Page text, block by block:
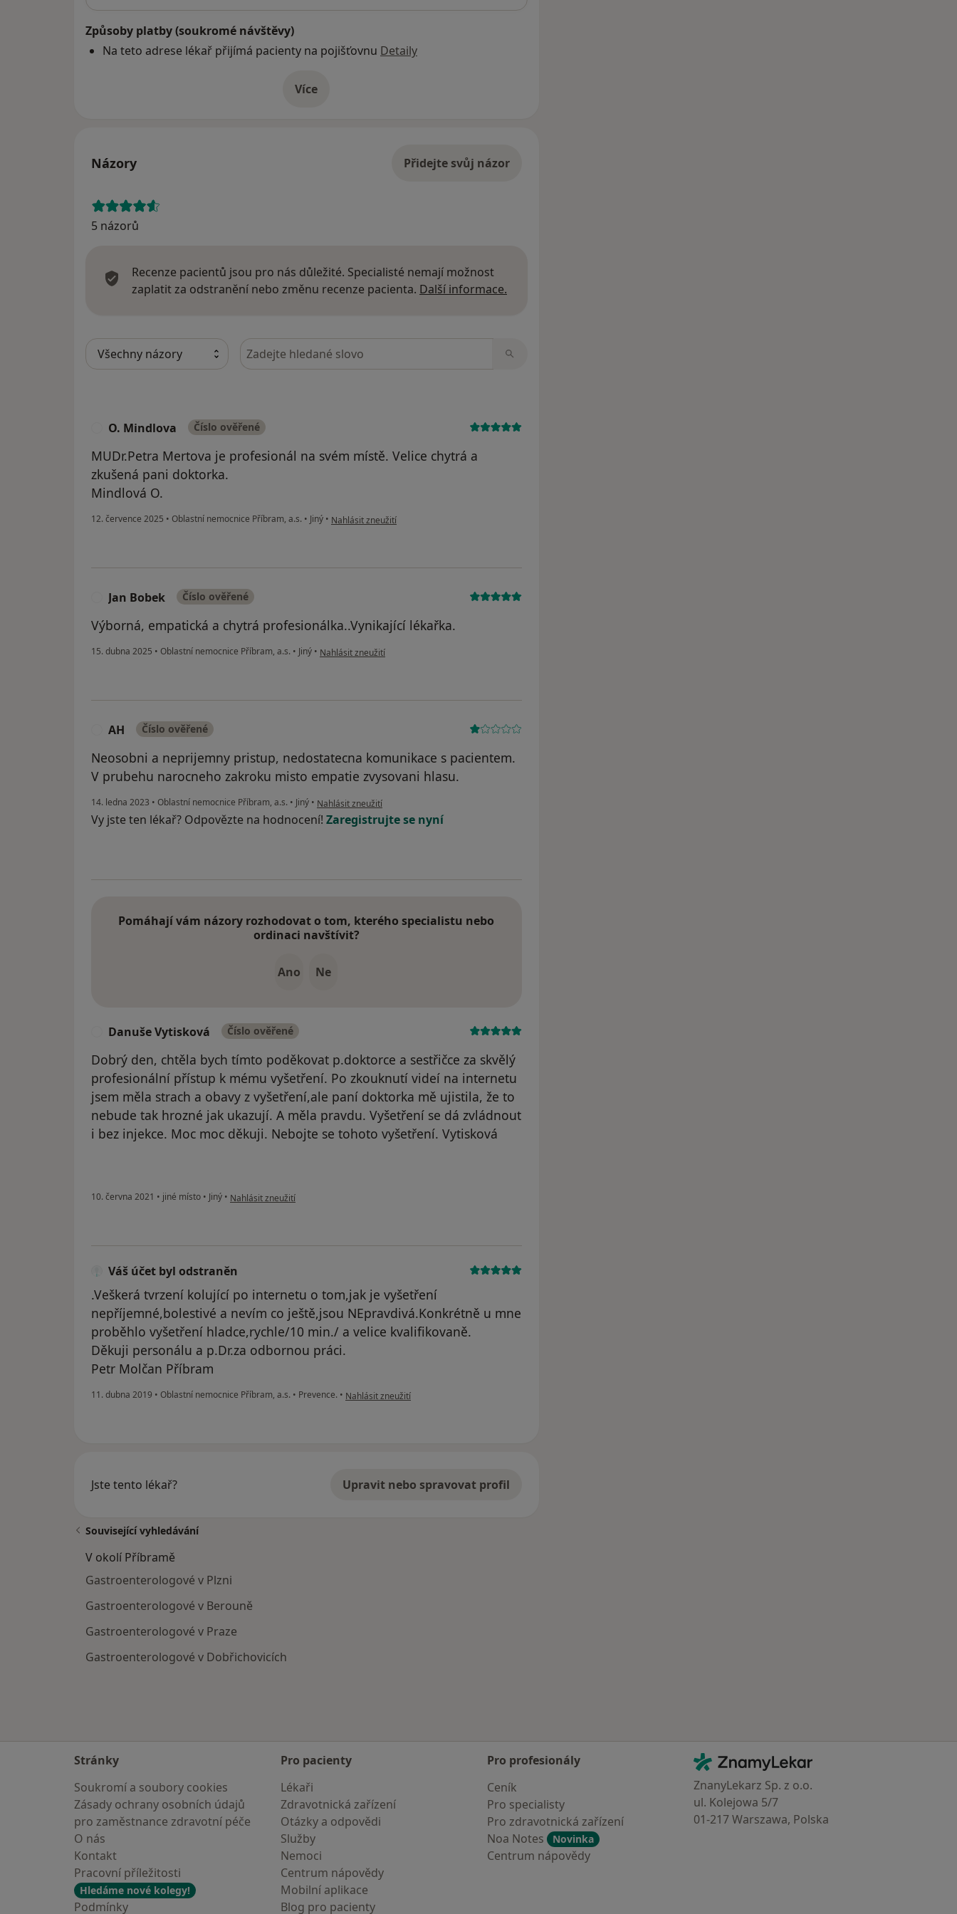
Způsoby platby (soukromé návštěvy)
Na teto adrese lékař přijímá pacienty na pojišťovnu Detaily
Víceo adrese
Názory Přidejte svůj názor
5 názorů
Recenze pacientů jsou pro nás důležité. Specialisté nemají možnost
zaplatit za odstranění nebo změnu recenze pacienta. Další informace.
Hledejte v názorech
O. Mindlova Číslo ověřené
MUDr.Petra Mertova je profesionál na svém místě. Velice chytrá a
zkušená pani doktorka.
Mindlová O.
12. července 2025 • Oblastní nemocnice Příbram, a.s. • Jiný • podle názoru uživatele O. Mindlova
Nahlásit zneužití
Jan Bobek Číslo ověřené
Výborná, empatická a chytrá profesionálka..Vynikající lékařka.
15. dubna 2025 • Oblastní nemocnice Příbram, a.s. • Jiný • podle názoru uživatele Jan Bobek
Nahlásit zneužití
AH Číslo ověřené
Neosobni a neprijemny pristup, nedostatecna komunikace s pacientem.
V prubehu narocneho zakroku misto empatie zvysovani hlasu.
14. ledna 2023 • Oblastní nemocnice Příbram, a.s. • Jiný • podle názoru uživatele AH
Nahlásit zneužití
Vy jste ten lékař? Odpovězte na hodnocení! Zaregistrujte se nyní
Pomáhají vám názory rozhodovat o tom, kterého specialistu nebo
ordinaci navštívit?
Ano Ne
Danuše Vytisková Číslo ověřené
Dobrý den, chtěla bych tímto poděkovat p.doktorce a sestřičce za skvělý
profesionální přístup k mému vyšetření. Po zkouknutí videí na internetu
jsem měla strach a obavy z vyšetření,ale paní doktorka mě ujistila, že to
nebude tak hrozné jak ukazují. A měla pravdu. Vyšetření se dá zvládnout
i bez injekce. Moc moc děkuji. Nebojte se tohoto vyšetření. Vytisková
10. června 2021 • jiné místo • Jiný • podle názoru uživatele Danuše Vytisková
Nahlásit zneužití
Váš účet byl odstraněn
.Veškerá tvrzení kolující po internetu o tom,jak je vyšetření
nepříjemné,bolestivé a nevím co ještě,jsou NEpravdivá.Konkrétně u mne
proběhlo vyšetření hladce,rychle/10 min./ a velice kvalifikovaně.
Děkuji personálu a p.Dr.za odbornou práci.
Petr Molčan Příbram
11. dubna 2019 • Oblastní nemocnice Příbram, a.s. • Prevence. • podle názoru uživatele Váš účet byl odstraněn
Nahlásit zneužití
Jste tento lékař? Upravit nebo spravovat profil
Související vyhledávání
V okolí Příbramě
Gastroenterologové v Plzni
Gastroenterologové v Berouně
Gastroenterologové v Praze
Gastroenterologové v Dobřichovicích
Stránky
Soukromí a soubory cookies
Zásady ochrany osobních údajů
pro zaměstnance zdravotní péče
O nás
Kontakt
Pracovní příležitosti
Hledáme nové kolegy!
Podmínky
Pro pacienty
Lékaři
Zdravotnická zařízení
Otázky a odpovědi
Služby
Nemoci
Centrum nápovědy
Mobilní aplikace
Blog pro pacienty
Pro profesionály
Ceník
Pro specialisty
Pro zdravotnická zařízení
Noa Notes
Novinka
Centrum nápovědy
Kontakt
ZnamyLekar - Hlavní stránka
ZnanyLekarz Sp. z o.o.
ul. Kolejowa 5/7
01-217 Warszawa, Polska